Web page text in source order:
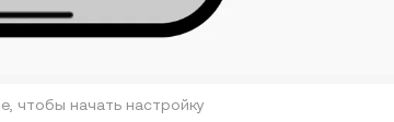
чтобы начать настройку